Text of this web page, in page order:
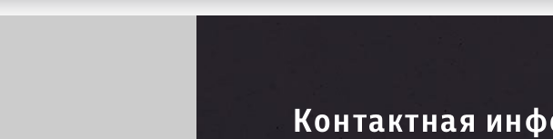
Контактная